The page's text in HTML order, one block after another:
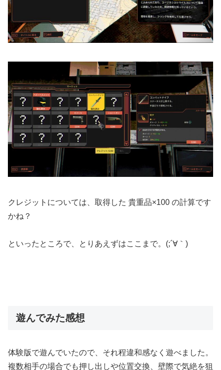
クレジットについては、取得した 貴重品×100 の計算です
かね？
といったところで、とりあえずはここまで。(;´∀｀)
遊んでみた感想
体験版で遊んでいたので、それ程違和感なく遊べました。
複数相手の場合でも押し出しや位置交換、壁際で気絶を狙